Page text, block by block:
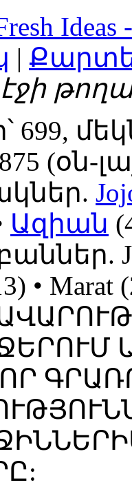
Ideas
|
699,
(օն-
Ազիան
•